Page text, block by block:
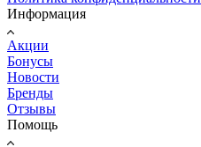
Информация
Акции
Бонусы
Новости
Бренды
Отзывы
Помощь